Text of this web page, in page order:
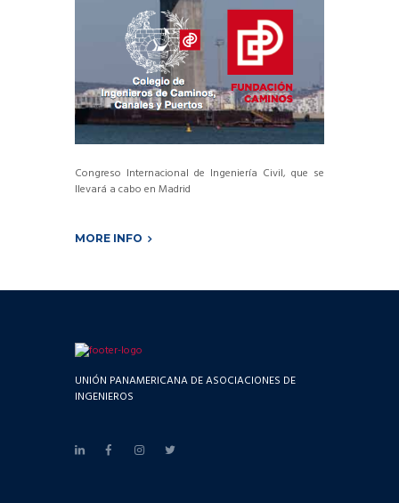
Congreso Internacional de Ingeniería Civil, que se
llevará a cabo en Madrid
MORE INFO
UNIÓN PANAMERICANA DE ASOCIACIONES DE
INGENIEROS